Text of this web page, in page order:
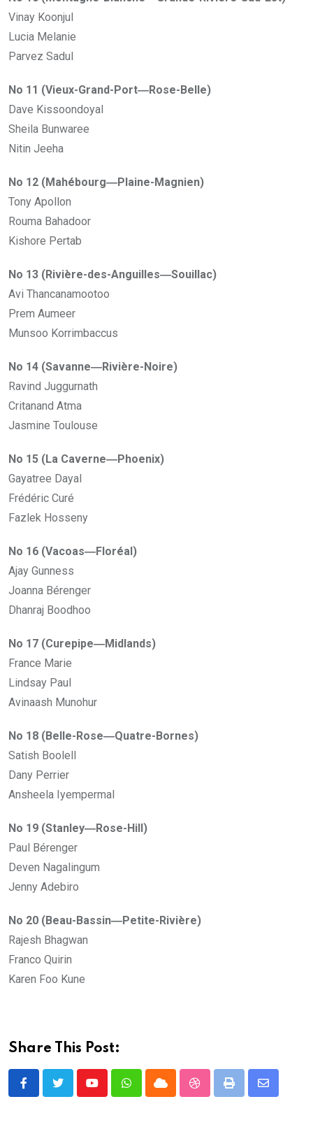
Vinay Koonjul
Lucia Melanie
Parvez Sadul
No 11 (Vieux-Grand-Port―Rose-Belle)
Dave Kissoondoyal
Sheila Bunwaree
Nitin Jeeha
No 12 (Mahébourg―Plaine-Magnien)
Tony Apollon
Rouma Bahadoor
Kishore Pertab
No 13 (Rivière-des-Anguilles―Souillac)
Avi Thancanamootoo
Prem Aumeer
Munsoo Korrimbaccus
No 14 (Savanne―Rivière-Noire)
Ravind Juggurnath
Critanand Atma
Jasmine Toulouse
No 15 (La Caverne―Phoenix)
Gayatree Dayal
Frédéric Curé
Fazlek Hosseny
No 16 (Vacoas―Floréal)
Ajay Gunness
Joanna Bérenger
Dhanraj Boodhoo
No 17 (Curepipe―Midlands)
France Marie
Lindsay Paul
Avinaash Munohur
No 18 (Belle-Rose―Quatre-Bornes)
Satish Boolell
Dany Perrier
Ansheela Iyempermal
No 19 (Stanley―Rose-Hill)
Paul Bérenger
Deven Nagalingum
Jenny Adebiro
No 20 (Beau-Bassin―Petite-Rivière)
Rajesh Bhagwan
Franco Quirin
Karen Foo Kune
Share This Post:
YoutubeWhatsappCloud StumbleUpon
Print
Share